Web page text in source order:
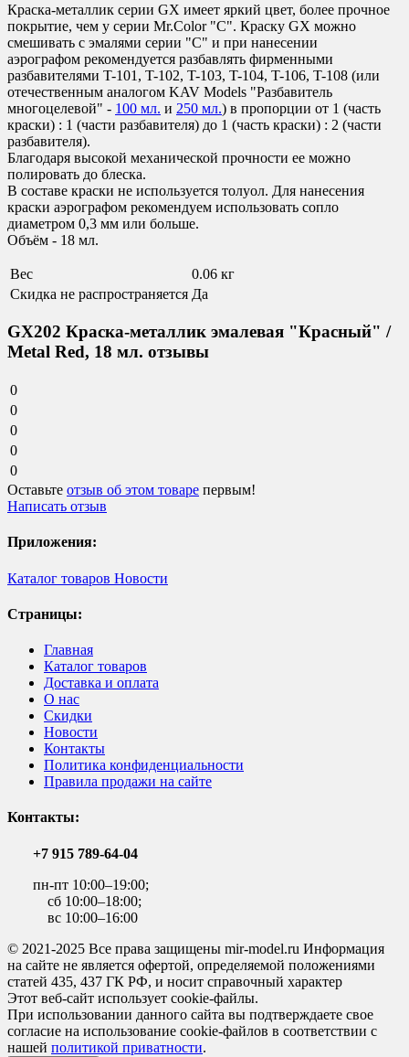
Краска-металлик серии GX имеет яркий цвет, более прочное
покрытие, чем у серии Mr.Color "C". Краску GX можно
смешивать с эмалями серии "C" и при нанесении
аэрографом рекомендуется разбавлять фирменными
разбавителями T-101, T-102, T-103, T-104, T-106, T-108 (или
отечественным аналогом KAV Models "Разбавитель
многоцелевой" - 100 мл. и 250 мл.) в пропорции от 1 (часть
краски) : 1 (части разбавителя) до 1 (часть краски) : 2 (части
разбавителя).
Благодаря высокой механической прочности ее можно
полировать до блеска.
В составе краски не используется толуол. Для нанесения
краски аэрографом рекомендуем использовать сопло
диаметром 0,3 мм или больше.
Объём - 18 мл.
Вес
0.06 кг
Скидка не распространяется Да
GX202 Краска-металлик эмалевая "Красный" /
Metal Red, 18 мл. отзывы
0
0
0
0
0
Оставьте отзыв об этом товаре первым!
Написать отзыв
Приложения:
Каталог товаров Новости
Страницы:
Главная
Каталог товаров
Доставка и оплата
О нас
Скидки
Новости
Контакты
Политика конфиденциальности
Правила продажи на сайте
Контакты:
+7 915 789-64-04
пн-пт 10:00–19:00;
сб 10:00–18:00;
вс 10:00–16:00
© 2021-2025 Все права защищены mir-model.ru Информация
на сайте не является офертой, определяемой положениями
статей 435, 437 ГК РФ, и носит справочный характер
Этот веб-сайт использует cookie-файлы.
При использовании данного сайта вы подтверждаете свое
согласие на использование cookie-файлов в соответствии с
нашей политикой приватности.